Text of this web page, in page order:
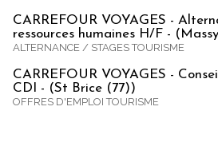
CARREFOUR VOYAGES -
ressources humaines H/F -
ALTERNANCE / STAGES TOURISME
CARREFOUR VOYAGES -
CDI - (St Brice (77))
OFFRES D'EMPLOI TOURISME